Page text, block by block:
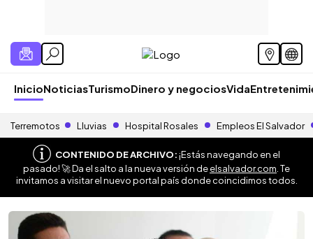
InicioNoticiasTurismoDinero y negociosVida
Terremotos Lluvias Hospital Rosales Empleos El Salvador
CONTENIDO DE ARCHIVO:¡Estás navegando en el
pasado! 🚀 Da el salto a la nueva versión deelsalvador.com . Te
invitamos a visitar el nuevo portal país donde coincidimos todos.